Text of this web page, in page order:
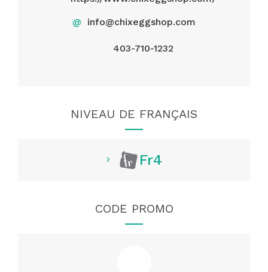
@ info@chixeggshop.com
403-710-1232
NIVEAU DE FRANÇAIS
Fr4
CODE PROMO